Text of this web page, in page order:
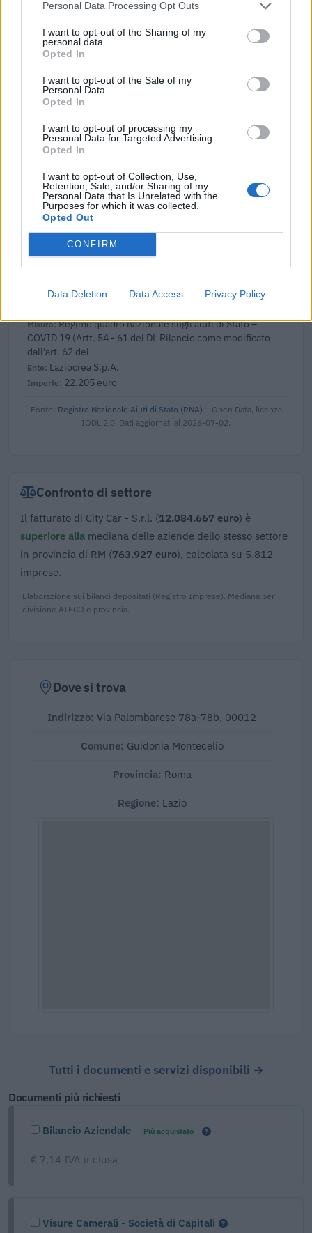
Personal Data Processing Opt Outs
I want to opt-out of the Sharing of my
personal data.
Opted In
I want to opt-out of the Sale of my
Personal Data.
Opted In
I want to opt-out of processing my
Personal Data for Targeted Advertising.
Opted In
I want to opt-out of Collection, Use,
Retention, Sale, and/or Sharing of my
Personal Data that Is Unrelated with the
Purposes for which it was collected.
Opted Out
CONFIRM
Data Deletion Data Access Privacy Policy
Esonero dal versamento dei contributi previdenziali
per aziende che non richiedono trattamenti di cassa
integrazione
inps
2022-02-19
per aziende che non richiedono trattamenti di cassa
integrazione
4.600 euro
2021-12-15
esenzioni fiscali e crediti d'imposta adottati a
seguito della crisi economica causata dall'epidemia di
COVID-19 [con mo
Regime quadro nazionale sugli aiuti di Stato –
COVID 19 (Artt. 54 - 61 del DL Rilancio come modificato
dall'art. 62 del
Laziocrea S.p.A.
22.205 euro
Fonte: Registro Nazionale Aiuti di Stato (RNA) – Open Data, licenza
IODL 2.0. Dati aggiornati al 2026-07-02.
Confronto di settore
Il fatturato di City Car - S.r.l. (12.084.667 euro) è
superiore alla mediana delle aziende dello stesso settore
in provincia di RM (763.927 euro), calcolata su 5.812
imprese.
Elaborazione sui bilanci depositati (Registro Imprese). Mediana per
divisione ATECO e provincia.
Dove si trova
Indirizzo: Via Palombarese 78a-78b, 00012
Comune: Guidonia Montecelio
Provincia: Roma
Regione: Lazio
Tutti i documenti e servizi disponibili →
Documenti più richiesti
Bilancio Aziendale Più acquistato
€ 7,14 IVA inclusa
Visure Camerali - Società di Capitali